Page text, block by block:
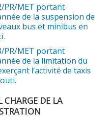
PR/MET portant
de la suspension de
bus et minibus en
PR/MET portant
de la limitation du
l’activité de taxis
CHARGE DE LA